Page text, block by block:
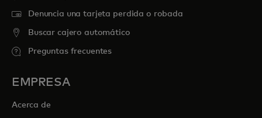
Denuncia una tarjeta perdida o robada
Buscar cajero automático
Preguntas frecuentes
EMPRESA
Acerca de